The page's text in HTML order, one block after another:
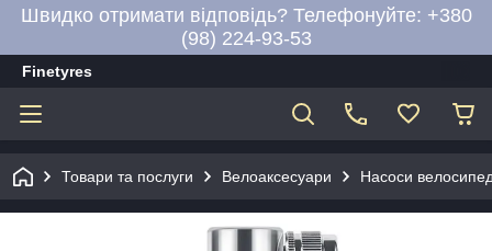
Швидко отримати відповідь? Телефонуйте: +380
(98) 224-93-53
Finetyres
Товари та послуги Велоаксесуари Насоси